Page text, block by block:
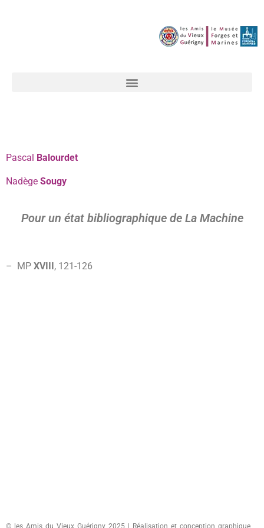
Pascal Balourdet
Nadège Sougy
Pour un état bibliographique de La Machine
– MP XVIII, 121-126
© les Amis du Vieux Guérigny 2025 | Réalisation et conception graphique